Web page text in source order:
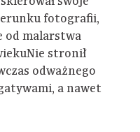
fotografii,
od malarstwa
stronił
odważnego
a nawet